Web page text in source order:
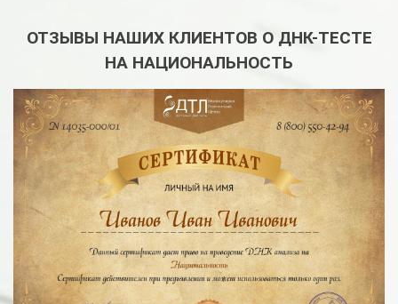
ОТЗЫВЫ НАШИХ КЛИЕНТОВ О ДНК-ТЕСТЕ
НА НАЦИОНАЛЬНОСТЬ